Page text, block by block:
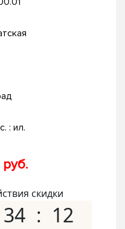
: ил.
скидки
34 11